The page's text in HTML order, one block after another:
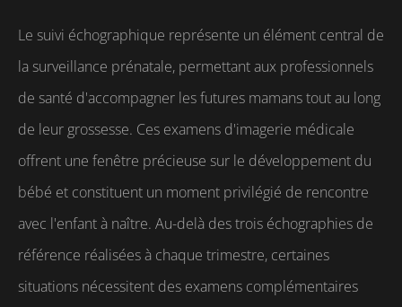
Le suivi échographique représente un élément central de
la surveillance prénatale, permettant aux professionnels
de santé d'accompagner les futures mamans tout au long
de leur grossesse. Ces examens d'imagerie médicale
offrent une fenêtre précieuse sur le développement du
bébé et constituent un moment privilégié de rencontre
avec l'enfant à naître. Au-delà des trois échographies de
référence réalisées à chaque trimestre, certaines
situations nécessitent des examens complémentaires